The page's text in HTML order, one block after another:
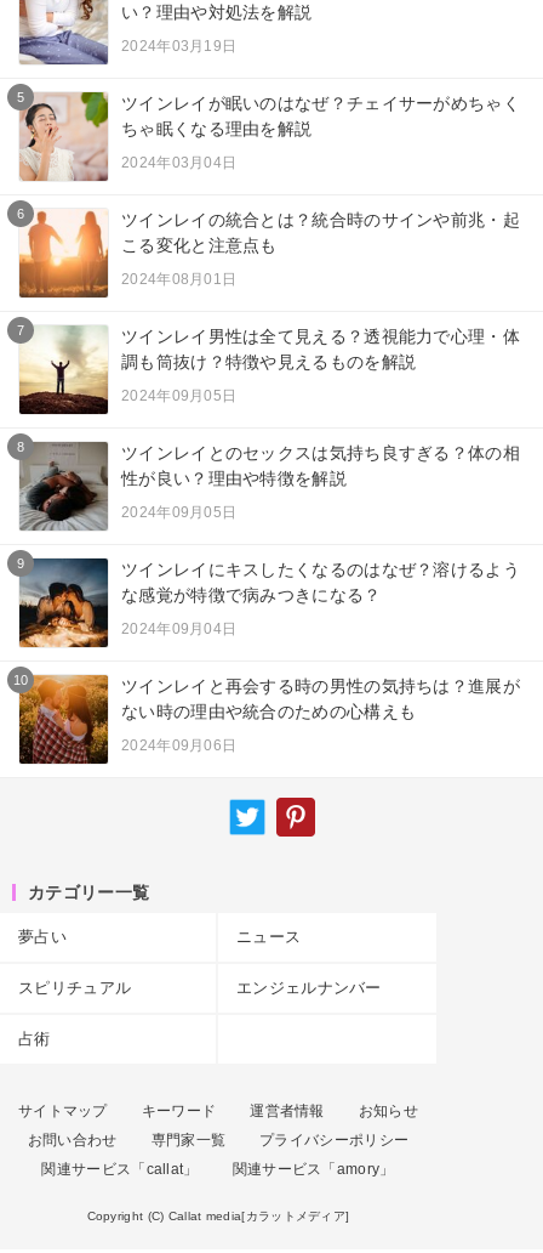
い？理由や対処法を解説
2024年03月19日
5
ツインレイが眠いのはなぜ？チェイサーがめちゃく
ちゃ眠くなる理由を解説
2024年03月04日
6
ツインレイの統合とは？統合時のサインや前兆・起
こる変化と注意点も
2024年08月01日
7
ツインレイ男性は全て見える？透視能力で心理・体
調も筒抜け？特徴や見えるものを解説
2024年09月05日
8
ツインレイとのセックスは気持ち良すぎる？体の相
性が良い？理由や特徴を解説
2024年09月05日
9
ツインレイにキスしたくなるのはなぜ？溶けるよう
な感覚が特徴で病みつきになる？
2024年09月04日
10
ツインレイと再会する時の男性の気持ちは？進展が
ない時の理由や統合のための心構えも
2024年09月06日
カテゴリー一覧
夢占い ニュース
スピリチュアル エンジェルナンバー
占術
サイトマップ キーワード 運営者情報
お知らせ
お問い合わせ
専門家一覧
プライバシーポリシー
関連サービス「callat」
関連サービス「amory」
Copyright (C) Callat media[カラットメディア]